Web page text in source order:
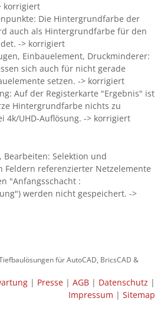
korrigiert
Die Hintergrundfarbe der
auch als Hintergrundfarbe für den
-> korrigiert
Einbauelement, Druckminderer:
sich auch für nicht gerade
setzen. -> korrigiert
Auf der Registerkarte "Ergebnis" ist
Hintergrundfarbe nichts zu
4k/UHD-Auflösung. -> korrigiert
Bearbeiten: Selektion und
Feldern referenzierter Netzelemente
"Anfangsschacht :
werden nicht gespeichert. ->
für AutoCAD, BricsCAD &
| Presse | AGB | Datenschutz |
Impressum | Sitemap